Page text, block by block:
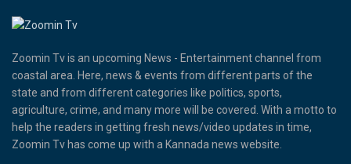
Zoomin Tv is an upcoming News - Entertainment channel from
coastal area. Here, news & events from different parts of the
state and from different categories like politics, sports,
agriculture, crime, and many more will be covered. With a motto to
help the readers in getting fresh news/video updates in time,
Zoomin Tv has come up with a Kannada news website.